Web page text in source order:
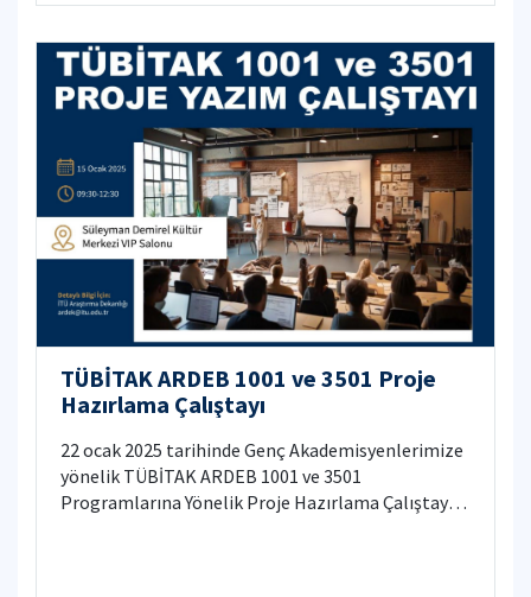
TÜBİTAK ARDEB 1001 ve 3501 Proje
Hazırlama Çalıştayı
22 ocak 2025 tarihinde Genç Akademisyenlerimize
yönelik TÜBİTAK ARDEB 1001 ve 3501
Programlarına Yönelik Proje Hazırlama Çalıştayı